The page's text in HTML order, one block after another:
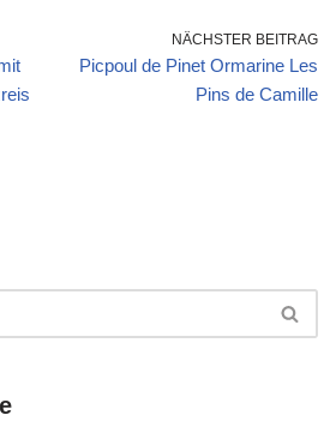
NÄCHSTER BEITRAG
Picpoul de Pinet Ormarine Les
Pins de Camille